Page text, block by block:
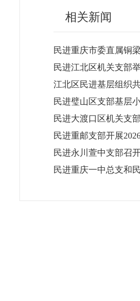
相关新闻
民进重庆市委直属铜
民进江北区机关支部
江北区民进基层组织
民进璧山区支部基层
民进大渡口区机关支
民进重邮支部开展
民进永川萱中支部召
民进重庆一中总支和